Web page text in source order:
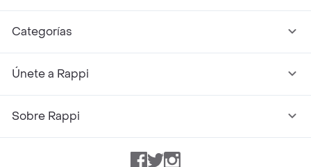
Categorías
Únete a Rappi
Sobre Rappi
Facebook
TwitterInstagram